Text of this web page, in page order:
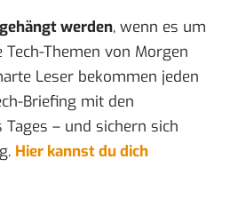
werden, wenn es um
Tech-Themen von Morgen
Leser bekommen jeden
Briefing mit den
– und sichern sich
Hier kannst du dich